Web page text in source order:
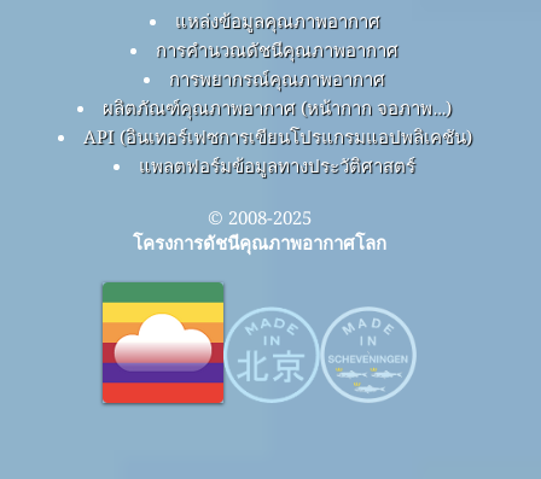
แหล่งข้อมูลคุณภาพอากาศ
การคำนวณดัชนีคุณภาพอากาศ
การพยากรณ์คุณภาพอากาศ
ผลิตภัณฑ์คุณภาพอากาศ (หน้ากาก จอภาพ…)
API (อินเทอร์เฟซการเขียนโปรแกรมแอปพลิเคชัน)
แพลตฟอร์มข้อมูลทางประวัติศาสตร์
© 2008-2025
โครงการดัชนีคุณภาพอากาศโลก